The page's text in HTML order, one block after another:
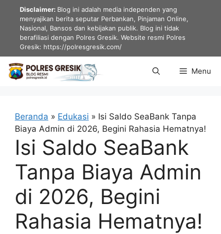
LangsungDisclaimer: Blog ini adalah media independen yang
menyajikan berita seputar Perbankan, Pinjaman Online,
Nasional, Bansos dan kebijakan publik. Blog ini tidak
berafiliasi dengan Polres Gresik. Website resmi Polres
Gresik: https://polresgresik.com/
Menu
Beranda » Edukasi » Isi Saldo SeaBank Tanpa
Biaya Admin di 2026, Begini Rahasia Hematnya!
Isi Saldo SeaBank
Tanpa Biaya Admin
di 2026, Begini
Rahasia Hematnya!